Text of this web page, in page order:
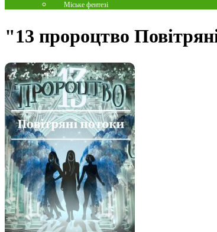
Міське фентезі
"13 пророцтво